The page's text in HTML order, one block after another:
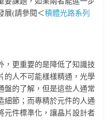
展(請參閱＜積體光路系列
，更重要的是降低了知識技
的人不可能樣樣精通，光學
盤的了解，但是這些人通常
細節；而專精於元件的人通
元件標準化，讓晶片設計者